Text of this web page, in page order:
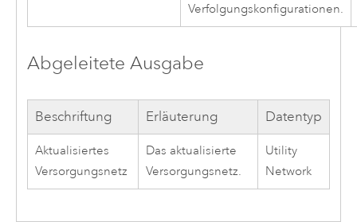
Verfolgungskonfigurationen.
Abgeleitete Ausgabe
Beschriftung Erläuterung Datentyp
Aktualisiertes
Versorgungsnetz
Das aktualisierte
Versorgungsnetz.
Utility
Network